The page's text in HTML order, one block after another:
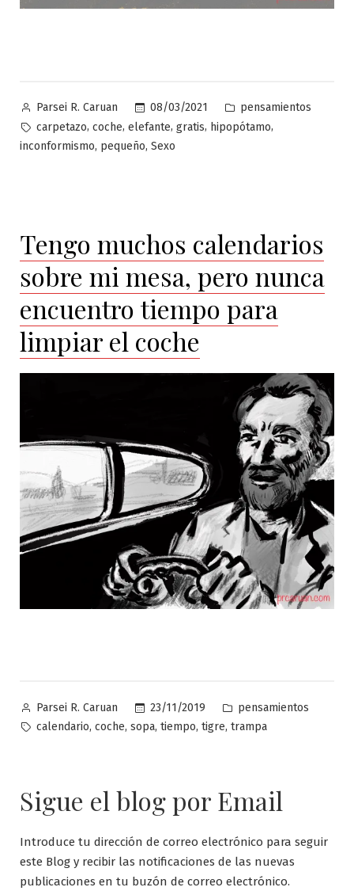
Publicado
por
Parsei R. Caruan 08/03/2021
Publicado
en
pensamientos
Etiquetas:
carpetazo, coche, elefante, gratis, hipopótamo,
inconformismo, pequeño, Sexo
Tengo muchos calendarios
sobre mi mesa, pero nunca
encuentro tiempo para
limpiar el coche
Publicado
por
Parsei R. Caruan 23/11/2019
Publicado
en
pensamientos
Etiquetas:
calendario, coche, sopa, tiempo, tigre, trampa
Sigue el blog por Email
Introduce tu dirección de correo electrónico para seguir
este Blog y recibir las notificaciones de las nuevas
publicaciones en tu buzón de correo electrónico.